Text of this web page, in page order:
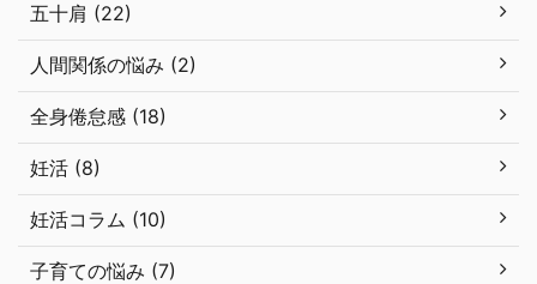
五十肩 (22)
人間関係の悩み (2)
全身倦怠感 (18)
妊活 (8)
妊活コラム (10)
子育ての悩み (7)